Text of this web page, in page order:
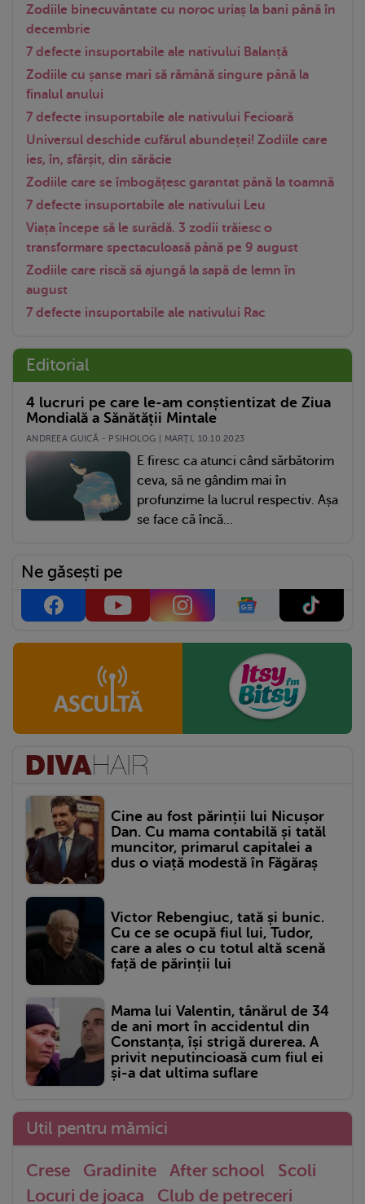
Zodiile binecuvântate cu noroc uriaș la bani până în
decembrie
7 defecte insuportabile ale nativului Balanță
Zodiile cu șanse mari să rămână singure până la
finalul anului
7 defecte insuportabile ale nativului Fecioară
Universul deschide cufărul abundeței! Zodiile care
ies, în, sfârșit, din sărăcie
Zodiile care se îmbogățesc garantat până la toamnă
7 defecte insuportabile ale nativului Leu
Viața începe să le surâdă. 3 zodii trăiesc o
transformare spectaculoasă până pe 9 august
Zodiile care riscă să ajungă la sapă de lemn în
august
7 defecte insuportabile ale nativului Rac
Editorial
4 lucruri pe care le-am conștientizat de Ziua
Mondială a Sănătății Mintale
ANDREEA GUICĂ - PSIHOLOG | MARŢI, 10.10.2023
E firesc ca atunci când sărbătorim
ceva, să ne gândim mai în
profunzime la lucrul respectiv. Așa
se face că încă...
Ne găsești pe
Cine au fost părinții lui Nicușor
Dan. Cu mama contabilă și tatăl
muncitor, primarul capitalei a
dus o viață modestă în Făgăraș
Victor Rebengiuc, tată și bunic.
Cu ce se ocupă fiul lui, Tudor,
care a ales o cu totul altă scenă
față de părinții lui
Mama lui Valentin, tânărul de 34
de ani mort în accidentul din
Constanța, își strigă durerea. A
privit neputincioasă cum fiul ei
și-a dat ultima suflare
Util pentru mămici
Crese Gradinite After school
Scoli
Locuri de joaca
Club de petreceri